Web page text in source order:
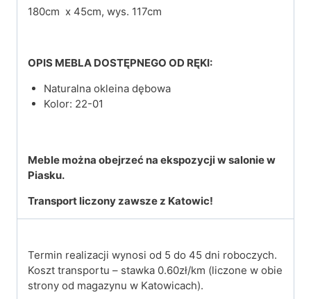
180cm x 45cm, wys. 117cm
OPIS MEBLA DOSTĘPNEGO OD RĘKI:
Naturalna okleina dębowa
Kolor: 22-01
Meble można obejrzeć na ekspozycji w salonie w
Piasku.
Transport liczony zawsze z Katowic!
Termin realizacji wynosi od 5 do 45 dni roboczych.
Koszt transportu – stawka 0.60zł/km (liczone w obie
strony od magazynu w Katowicach).